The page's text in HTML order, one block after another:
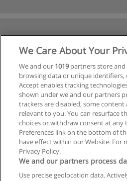
We Care About Your
We and our 1019partners store and
browsing data or unique identifiers,
Accept enables tracking
shown under we and our partners
trackers are disabled, some
relevant to you. You can resurface
choices or withdraw consent at any
Preferences link on the bottom of
have effect within our Website. For
Privacy Policy.
We and our partners process
Use precise geolocation data.